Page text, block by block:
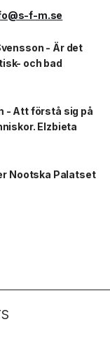
f-m.se
- Är det
och bad
- Att förstå sig på
Elzbieta
Nootska Palatset